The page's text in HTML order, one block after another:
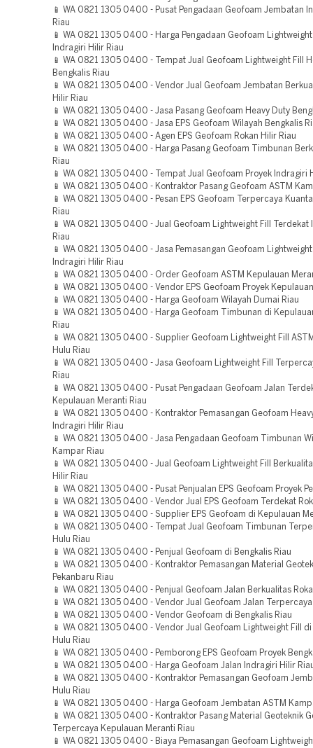
📱 WA 0821 1305 0400 - Pusat Pengadaan Geofoam Jembatan
Riau
📱 WA 0821 1305 0400 - Harga Pengadaan Geofoam
Indragiri Hilir Riau
📱 WA 0821 1305 0400 - Tempat Jual Geofoam Lightweight Fill
Bengkalis Riau
📱 WA 0821 1305 0400 - Vendor Jual Geofoam Jembatan
Hilir Riau
📱 WA 0821 1305 0400 - Jasa Pasang Geofoam Heavy Duty
📱 WA 0821 1305 0400 - Jasa EPS Geofoam Wilayah Bengkalis
📱 WA 0821 1305 0400 - Agen EPS Geofoam Rokan Hilir Riau
📱 WA 0821 1305 0400 - Harga Pasang Geofoam Timbunan
Riau
📱 WA 0821 1305 0400 - Tempat Jual Geofoam Proyek Indragiri
📱 WA 0821 1305 0400 - Kontraktor Pasang Geofoam ASTM
📱 WA 0821 1305 0400 - Pesan EPS Geofoam Terpercaya
Riau
📱 WA 0821 1305 0400 - Jual Geofoam Lightweight Fill Terdekat
Riau
📱 WA 0821 1305 0400 - Jasa Pemasangan Geofoam
Indragiri Hilir Riau
📱 WA 0821 1305 0400 - Order Geofoam ASTM Kepulauan
📱 WA 0821 1305 0400 - Vendor EPS Geofoam Proyek
📱 WA 0821 1305 0400 - Harga Geofoam Wilayah Dumai Riau
📱 WA 0821 1305 0400 - Harga Geofoam Timbunan di
Riau
📱 WA 0821 1305 0400 - Supplier Geofoam Lightweight Fill
Hulu Riau
📱 WA 0821 1305 0400 - Jasa Geofoam Lightweight Fill
Riau
📱 WA 0821 1305 0400 - Pusat Pengadaan Geofoam Jalan
Kepulauan Meranti Riau
📱 WA 0821 1305 0400 - Kontraktor Pemasangan Geofoam
Indragiri Hilir Riau
📱 WA 0821 1305 0400 - Jasa Pengadaan Geofoam Timbunan
Kampar Riau
📱 WA 0821 1305 0400 - Jual Geofoam Lightweight Fill
Hilir Riau
📱 WA 0821 1305 0400 - Pusat Penjualan EPS Geofoam Proyek
📱 WA 0821 1305 0400 - Vendor Jual EPS Geofoam Terdekat
📱 WA 0821 1305 0400 - Supplier EPS Geofoam di Kepulauan
📱 WA 0821 1305 0400 - Tempat Jual Geofoam Timbunan
Hulu Riau
📱 WA 0821 1305 0400 - Penjual Geofoam di Bengkalis Riau
📱 WA 0821 1305 0400 - Kontraktor Pemasangan Material
Pekanbaru Riau
📱 WA 0821 1305 0400 - Penjual Geofoam Jalan Berkualitas
📱 WA 0821 1305 0400 - Vendor Jual Geofoam Jalan
📱 WA 0821 1305 0400 - Vendor Geofoam di Bengkalis Riau
📱 WA 0821 1305 0400 - Vendor Jual Geofoam Lightweight Fill
Hulu Riau
📱 WA 0821 1305 0400 - Pemborong EPS Geofoam Proyek
📱 WA 0821 1305 0400 - Harga Geofoam Jalan Indragiri Hilir
📱 WA 0821 1305 0400 - Kontraktor Pemasangan Geofoam
Hulu Riau
📱 WA 0821 1305 0400 - Harga Geofoam Jembatan ASTM
📱 WA 0821 1305 0400 - Kontraktor Pasang Material Geoteknik
Terpercaya Kepulauan Meranti Riau
📱 WA 0821 1305 0400 - Biaya Pemasangan Geofoam